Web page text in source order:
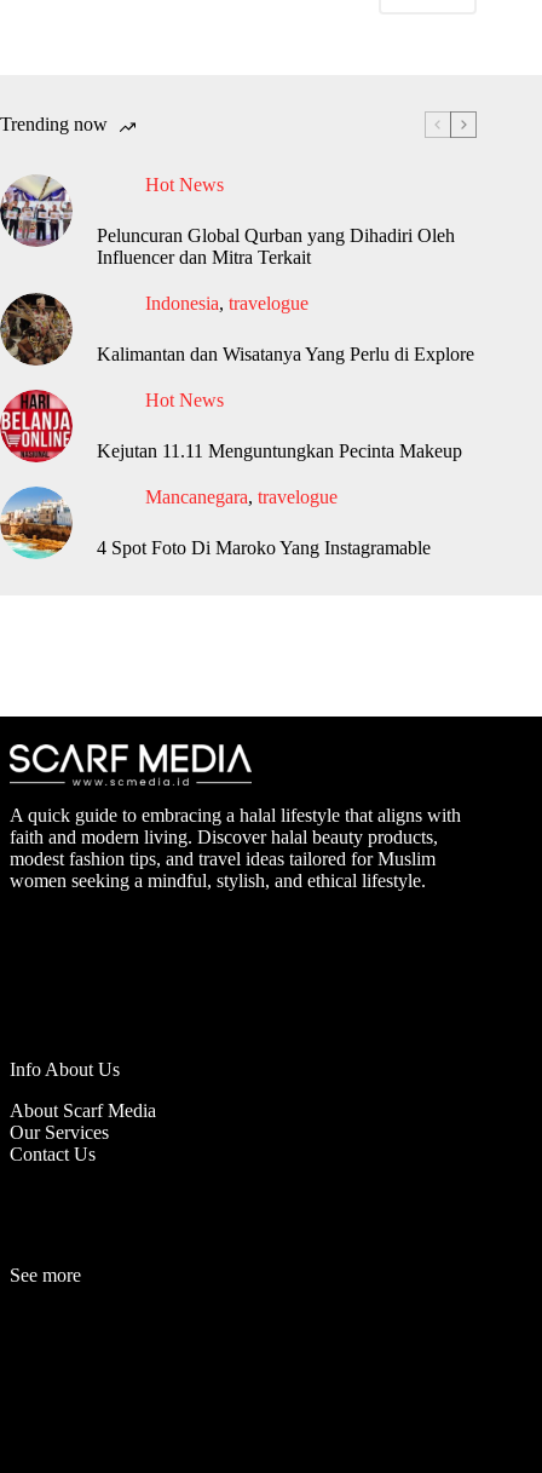
Trending now
Hot News
Peluncuran Global Qurban yang Dihadiri Oleh
Influencer dan Mitra Terkait
Indonesia, travelogue
Kalimantan dan Wisatanya Yang Perlu di Explore
Hot News
Kejutan 11.11 Menguntungkan Pecinta Makeup
Mancanegara, travelogue
4 Spot Foto Di Maroko Yang Instagramable
A quick guide to embracing a halal lifestyle that aligns with
faith and modern living. Discover halal beauty products,
modest fashion tips, and travel ideas tailored for Muslim
women seeking a mindful, stylish, and ethical lifestyle.
Info About Us
About Scarf Media
Our Services
Contact Us
See more